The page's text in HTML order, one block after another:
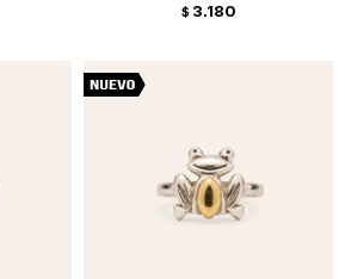
$ 3.180